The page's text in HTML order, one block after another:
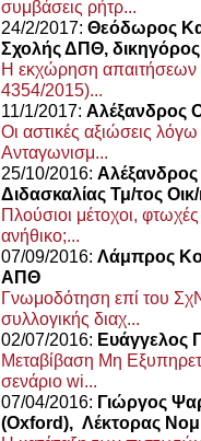
συμβάσεις ρήτρ...
24/2/2017: Θεόδωρος
Σχολής ΔΠΘ,
Η εκχώρηση
4354/2015)...
11/1/2017: Αλέξανδρος
Οι αστικές αξιώσεις
Ανταγωνισμ...
25/10/2016:
Διδασκαλίας Τμ/τος
Πλούσιοι μέτοχοι,
ανήθικο;...
07/09/2016: Λάμπρος
ΑΠΘ
Γνωμοδότηση επί του
συλλογικής διαχ...
02/07/2016: Ευάγγελος
Μεταβίβαση Μη
σενάριο wi...
07/04/2016: Γιώργος
(Oxford), Λέκτορας